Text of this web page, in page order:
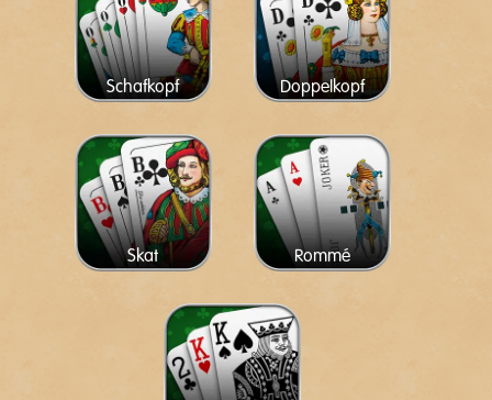
Schafkopf Doppelkopf
Skat Rommé